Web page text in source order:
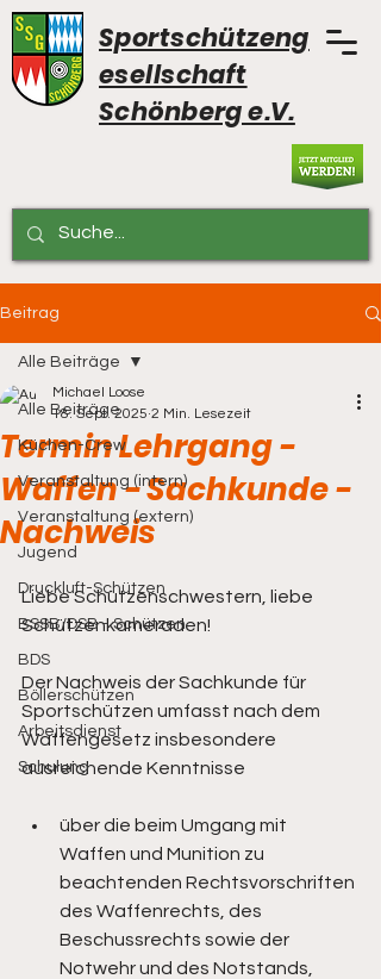
Sportschützeng
esellschaft
Schönberg e.V.
Beitrag
Alle Beiträge
Küchen-Crew
Veranstaltung (intern)
Veranstaltung (extern)
Jugend
Druckluft-Schützen
BSSB/DSB - Schützen
BDS
Böllerschützen
Arbeitsdienst
Schulung
Alle Beiträge
Termin Lehrgang -
Waffen - Sachkunde -
Nachweis
Michael Loose
18. Sept. 2025 2 Min. Lesezeit
Liebe Schützenschwestern, liebe
Schützenkameraden!
Der Nachweis der Sachkunde für
Sportschützen umfasst nach dem
Waffengesetz insbesondere
ausreichende Kenntnisse
über die beim Umgang mit
Waffen und Munition zu
beachtenden Rechtsvorschriften
des Waffenrechts, des
Beschussrechts sowie der
Notwehr und des Notstands,